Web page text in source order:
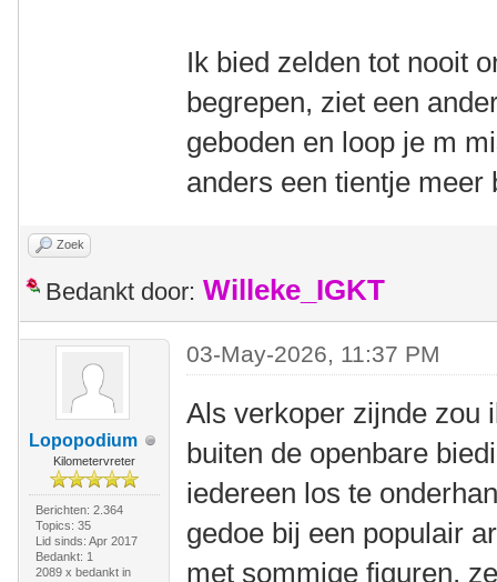
Ik bied zelden tot nooit
begrepen, ziet een
geboden en loop je m
anders een tientje meer
Zoek
Bedankt door: Willeke_IGKT
Lopopodium
Kilometervreter
Berichten: 2.364
Topics: 35
Lid sinds: Apr 2017
Bedankt: 1
2089 x bedankt in
03-May-2026, 11:37 PM
Als verkoper zijnde zou
buiten de openbare
iedereen los te
gedoe bij een populair
met sommige figuren,